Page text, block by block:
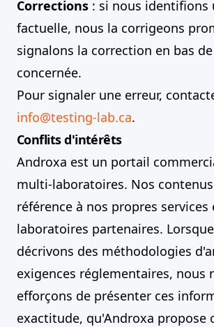
Corrections : si nous identifions
factuelle, nous la corrigeons
signalons la correction en bas
concernée.
Pour signaler une erreur,
info@testing-lab.ca.
Conflits d'intérêts
Androxa est un portail
multi-laboratoires. Nos
référence à nos propres services
laboratoires partenaires.
décrivons des méthodologies
exigences réglementaires, nous
efforçons de présenter ces
exactitude, qu'Androxa propose